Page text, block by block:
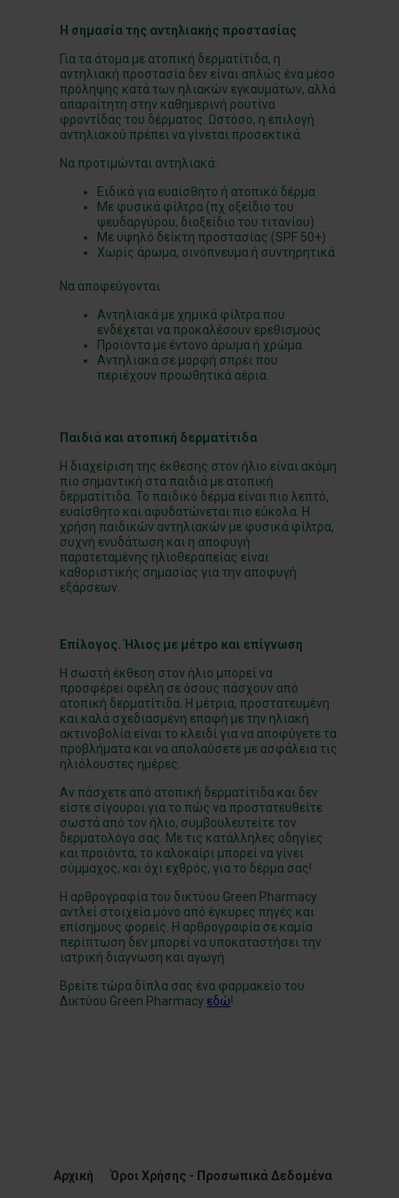
Η σημασία της αντηλιακής προστασίας
Για τα άτομα με ατοπική δερματίτιδα, η
αντηλιακή προστασία δεν είναι απλώς ένα μέσο
πρόληψης κατά των ηλιακών εγκαυμάτων, αλλά
απαραίτητη στην καθημερινή ρουτίνα
φροντίδας του δέρματος. Ωστόσο, η επιλογή
αντηλιακού πρέπει να γίνεται προσεκτικά.
Να προτιμώνται αντηλιακά:
Ειδικά για ευαίσθητο ή ατοπικό δέρμα
Με φυσικά φίλτρα (πχ οξείδιο του
ψευδαργύρου, διοξείδιο του τιτανίου)
Με υψηλό δείκτη προστασίας (SPF 50+)
Χωρίς άρωμα, οινόπνευμα ή συντηρητικά.
Να αποφεύγονται:
Αντηλιακά με χημικά φίλτρα που
ενδέχεται να προκαλέσουν ερεθισμούς
Προϊόντα με έντονο άρωμα ή χρώμα
Αντηλιακά σε μορφή σπρέι που
περιέχουν προωθητικά αέρια.
Παιδιά και ατοπική δερματίτιδα
Η διαχείριση της έκθεσης στον ήλιο είναι ακόμη
πιο σημαντική στα παιδιά με ατοπική
δερματίτιδα. Το παιδικό δέρμα είναι πιο λεπτό,
ευαίσθητο και αφυδατώνεται πιο εύκολα. Η
χρήση παιδικών αντηλιακών με φυσικά φίλτρα,
συχνή ενυδάτωση και η αποφυγή
παρατεταμένης ηλιοθεραπείας είναι
καθοριστικής σημασίας για την αποφυγή
εξάρσεων.
Επίλογος. Ήλιος με μέτρο και επίγνωση
Η σωστή έκθεση στον ήλιο μπορεί να
προσφέρει οφέλη σε όσους πάσχουν από
ατοπική δερματίτιδα. Η μέτρια, προστατευμένη
και καλά σχεδιασμένη επαφή με την ηλιακή
ακτινοβολία είναι το κλειδί για να αποφύγετε τα
προβλήματα και να απολαύσετε με ασφάλεια τις
ηλιόλουστες ημέρες.
Αν πάσχετε από ατοπική δερματίτιδα και δεν
είστε σίγουροι για το πώς να προστατευθείτε
σωστά από τον ήλιο, συμβουλευτείτε τον
δερματολόγο σας. Με τις κατάλληλες οδηγίες
και προϊόντα, το καλοκαίρι μπορεί να γίνει
σύμμαχος, και όχι εχθρός, για το δέρμα σας!
Η αρθρογραφία του δικτύου Green Pharmacy
αντλεί στοιχεία μόνο από έγκυρες πηγές και
επίσημους φορείς. Η αρθρογραφία σε καμία
περίπτωση δεν μπορεί να υποκαταστήσει την
ιατρική διάγνωση και αγωγή.
Βρείτε τώρα δίπλα σας ένα φαρμακείο του
Δικτύου Green Pharmacy εδώ!
Αρχική Όροι Χρήσης - Προσωπικά Δεδομένα